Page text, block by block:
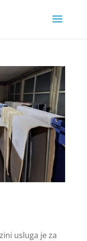
usluga je za